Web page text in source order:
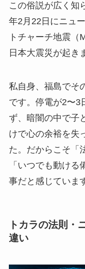
この俗説が広く知
年2月22日にニュ
トチャーチ地震（
日本大震災が起き
私自身、福島でそ
です。停電が2〜3
ず、暗闇の中で子
けで心の余裕を失
た。だからこそ「
「いつでも動け
事だと感じていま
トカラの法則・
違い